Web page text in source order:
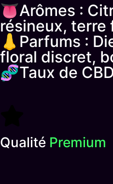
👅Arômes :
résineux, terre
👃Parfums :
floral discret,
🧬Taux de
Qualité Premium